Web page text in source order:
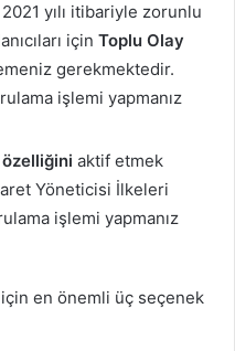
yılı itibariyle zorunlu
için Toplu Olay
gerekmektedir.
işlemi yapmanız
aktif etmek
Yöneticisi İlkeleri
işlemi yapmanız
en önemli üç seçenek